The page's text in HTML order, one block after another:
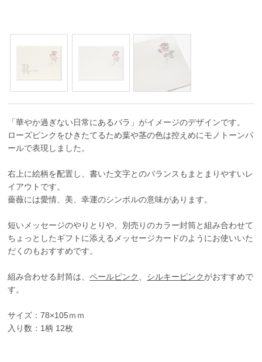
「華やか過ぎない日常にあるバラ」がイメージのデザインです。
ローズピンクをひきたてるため葉や茎の色は控えめにモノトーンパ
ールで表現しました。
右上に絵柄を配置し、書いた文字とのバランスもまとまりやすいレ
イアウトです。
薔薇には愛情、美、幸運のシンボルの意味があります。
短いメッセージのやりとりや、別売りのカラー封筒と組み合わせて
ちょっとしたギフトに添えるメッセージカードのようにお使いいた
だくのもおすすめです。
組み合わせる封筒は、ペールピンク、 シルキーピンクがおすすめで
す。
サイズ：78×105ｍｍ
入り数：1柄 12枚